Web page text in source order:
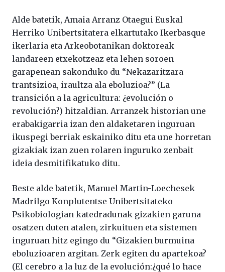
Alde batetik, Amaia Arranz Otaegui Euskal
Herriko Unibertsitatera elkartutako Ikerbasque
ikerlaria eta Arkeobotanikan doktoreak
landareen etxekotzeaz eta lehen soroen
garapenean sakonduko du “Nekazaritzara
trantsizioa, iraultza ala eboluzioa?” (La
transición a la agricultura: ¿evolución o
revolución?) hitzaldian. Arranzek historian une
erabakigarria izan den aldaketaren inguruan
ikuspegi berriak eskainiko ditu eta une horretan
gizakiak izan zuen rolaren inguruko zenbait
ideia desmitifikatuko ditu.
Beste alde batetik, Manuel Martin-Loechesek
Madrilgo Konplutentse Unibertsitateko
Psikobiologian katedradunak gizakien garuna
osatzen duten atalen, zirkuituen eta sistemen
inguruan hitz egingo du “Gizakien burmuina
eboluzioaren argitan. Zerk egiten du apartekoa?
(El cerebro a la luz de la evolución:¿qué lo hace